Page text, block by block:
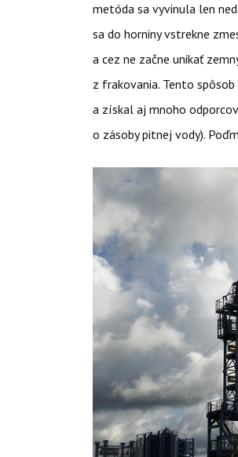
metóda sa vyvinula len
sa do horniny vstrekne
a cez ne začne unikať
z frakovania. Tento
a získal aj mnoho
o zásoby pitnej vody).